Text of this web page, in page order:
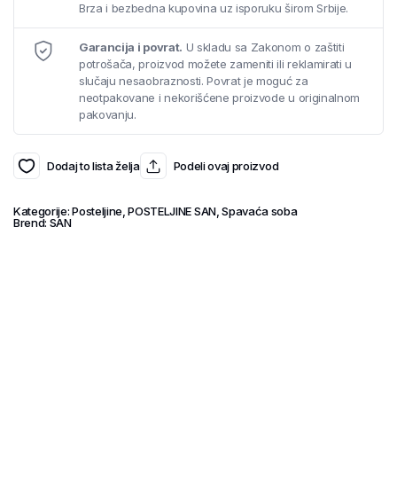
Brza i bezbedna kupovina uz isporuku širom Srbije.
Garancija i povrat. U skladu sa Zakonom o zaštiti
potrošača, proizvod možete zameniti ili reklamirati u
slučaju nesaobraznosti. Povrat je moguć za
neotpakovane i nekorišćene proizvode u originalnom
pakovanju.
Dodaj to lista želja Podeli ovaj proizvod
Kategorije:Posteljine ,POSTELJINE SAN,Spavaća soba
Brend: SAN